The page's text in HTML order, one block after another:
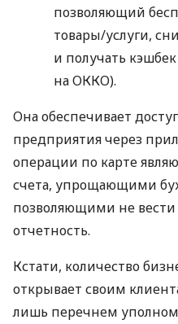
позволяющий
товары/услуги,
и получать
на ОККО).
Она обеспечивает
предприятия через
операции по карте
счета, упрощающими
позволяющими не
отчетность.
Кстати, количество
открывает своим
лишь перечнем